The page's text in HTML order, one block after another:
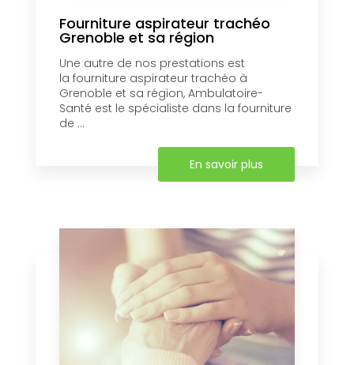
Fourniture aspirateur trachéo
Grenoble et sa région
Une autre de nos prestations est
la fourniture aspirateur trachéo à
Grenoble et sa région, Ambulatoire-
Santé est le spécialiste dans la fourniture
de ...
En savoir plus